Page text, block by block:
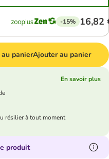
-15% 16,82
panierAjouter au panier
En savoir plus
résilier à tout moment
produit